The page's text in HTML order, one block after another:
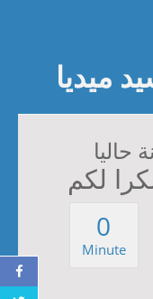
حاليا
لكم
0
Minute